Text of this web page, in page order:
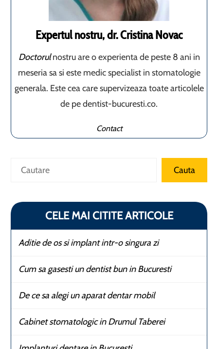
Expertul nostru, dr. Cristina Novac
Doctorulnostru are o experienta de peste 8 ani in
meseria sa si este medic specialist in stomatologie
generala. Este cea care supervizeaza toate articolele
de pe dentist-bucuresti.co.
Contact
Caută Cauta
CELE MAI CITITE ARTICOLE
Aditie de os si implant intr-o singura zi
Cum sa gasesti un dentist bun in Bucuresti
De ce sa alegi un aparat dentar mobil
Cabinet stomatologic in Drumul Taberei